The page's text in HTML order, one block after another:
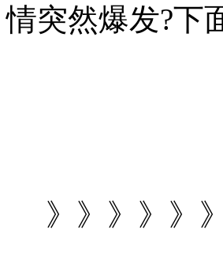
情突然爆发?下
》》》》》